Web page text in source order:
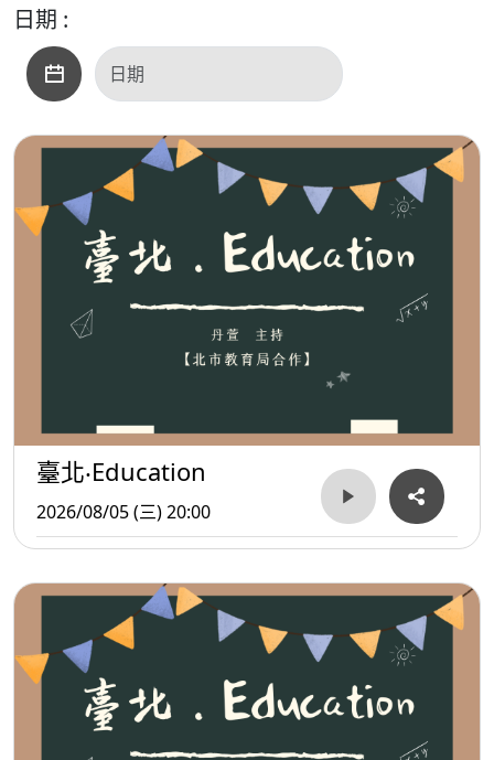
日期 :
臺北‧Education
2026/08/05 (三) 20:00